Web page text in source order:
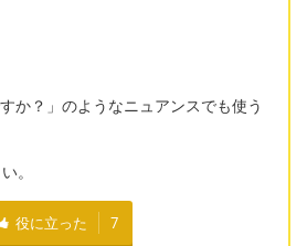
か？」のようなニュアンスでも使う
。
役に立った 7